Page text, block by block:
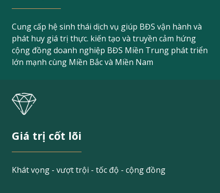
Cung cấp hệ sinh thái dịch vụ giúp BĐS vận hành và
phát huy giá trị thực. kiến tạo và truyền cảm hứng
cộng đồng doanh nghiệp BĐS Miền Trung phát triển
lớn mạnh cùng Miền Bắc và Miền Nam
Giá trị cốt lõi
Khát vọng - vượt trội - tốc độ - cộng đồng